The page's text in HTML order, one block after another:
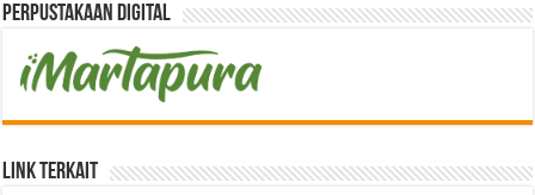
Perpustakaan Digital
Link Terkait